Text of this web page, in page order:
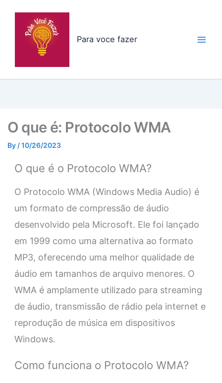
Para voce fazer
O que é: Protocolo WMA
By /10/26/2023
O que é o Protocolo WMA?
O Protocolo WMA (Windows Media Audio) é
um formato de compressão de áudio
desenvolvido pela Microsoft. Ele foi lançado
em 1999 como uma alternativa ao formato
MP3, oferecendo uma melhor qualidade de
áudio em tamanhos de arquivo menores. O
WMA é amplamente utilizado para streaming
de áudio, transmissão de rádio pela internet e
reprodução de música em dispositivos
Windows.
Como funciona o Protocolo WMA?